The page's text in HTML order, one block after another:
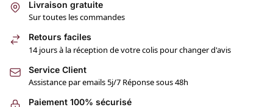
Livraison gratuite
Sur toutes les commandes
Retours faciles
14 jours à la réception de votre colis pour changer d'avis
Service Client
Assistance par emails 5j/7 Réponse sous 48h
Paiement 100% sécurisé